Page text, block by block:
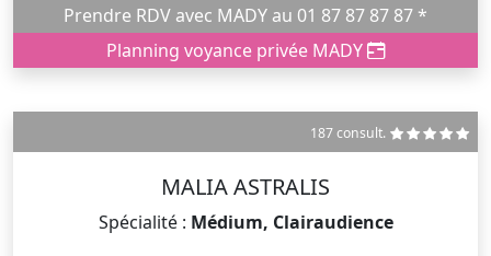
Prendre RDV avec MADY au 01 87 87 87 87 *
Planning voyance privée MADY
187 consult.
MALIA ASTRALIS
Spécialité : Médium, Clairaudience